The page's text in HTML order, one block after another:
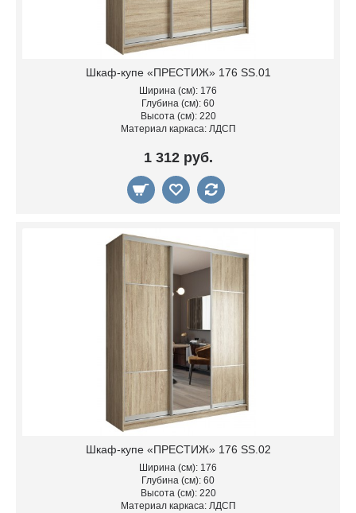
Шкаф-купе «ПРЕСТИЖ» 176 SS.01
Ширина (см): 176
Глубина (см): 60
Высота (см): 220
Материал каркаса: ЛДСП
1 312 руб.
Шкаф-купе «ПРЕСТИЖ» 176 SS.02
Ширина (см): 176
Глубина (см): 60
Высота (см): 220
Материал каркаса: ЛДСП